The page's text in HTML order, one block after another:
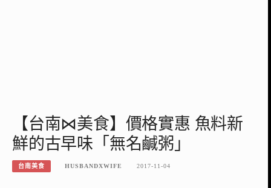
【台南⋈美食】價格實惠 魚料新
鮮的古早味「無名鹹粥」
台南美食 HUSBANDXWIFE 2017-11-04